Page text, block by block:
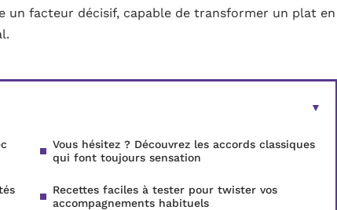
un facteur décisif, capable de transformer un plat en
Vous hésitez ? Découvrez les accords classiques
qui font toujours sensation
Recettes faciles à tester pour twister vos
accompagnements habituels